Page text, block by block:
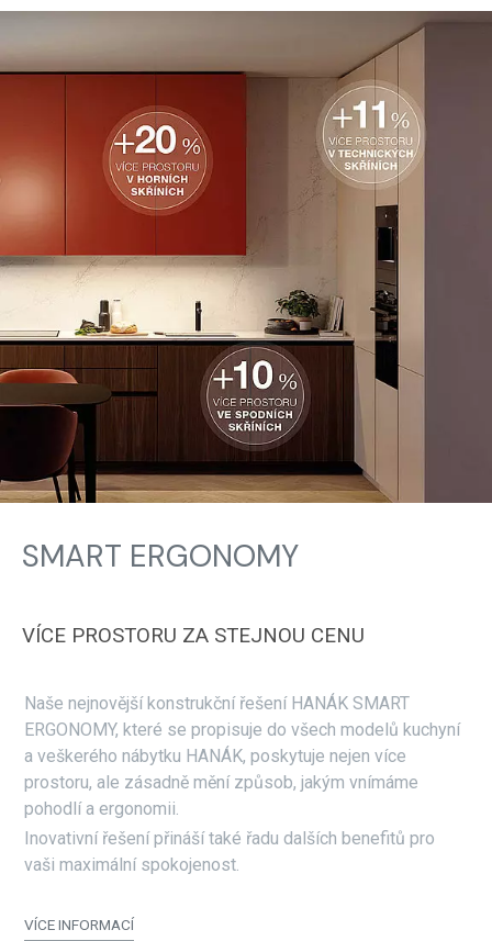
SMART ERGONOMY
VÍCE PROSTORU ZA STEJNOU CENU
Naše nejnovější konstrukční řešení HANÁK SMART
ERGONOMY, které se propisuje do všech modelů kuchyní
a veškerého nábytku HANÁK, poskytuje nejen více
prostoru, ale zásadně mění způsob, jakým vnímáme
pohodlí a ergonomii.
Inovativní řešení přináší také řadu dalších benefitů pro
vaši maximální spokojenost.
VÍCE INFORMACÍ